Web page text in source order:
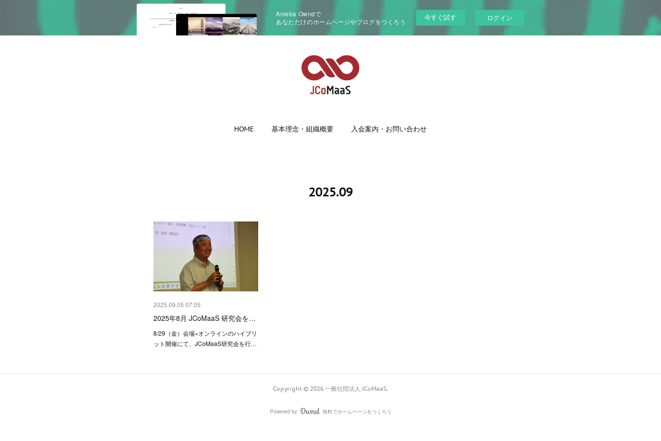
Ameba Owndで
あなただけのホームページやブログをつくろう
今すぐ試す ログイン
HOME 基本理念・組織概要 入会案内・お問い合わせ
2025.09
2025.09.05 07:05
2025年8月 JCoMaaS 研究会を…
8/29（金）会場×オンラインのハイブリ
ット開催にて、JCoMaaS研究会を行…
Copyright © 2026 一般社団法人 JCoMaaS.
Powered by AmebaOwnd
無料でホームページをつくろう